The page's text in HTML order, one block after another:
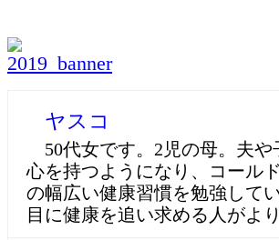
ヤスコ
50代女です。2児の母。夫
心を持つようになり、コール
の幅広い健康習慣を勉強して
目に健康を追い求める人がよ